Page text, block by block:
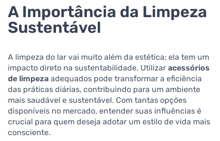
A Importância da Limpeza
Sustentável
A limpeza do lar vai muito além da estética; ela tem um
impacto direto na sustentabilidade. Utilizar acessórios
de limpeza adequados pode transformar a eficiência
das práticas diárias, contribuindo para um ambiente
mais saudável e sustentável. Com tantas opções
disponíveis no mercado, entender suas influências é
crucial para quem deseja adotar um estilo de vida mais
consciente.